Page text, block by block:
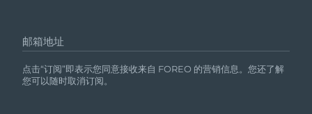
邮箱地址
点击“订阅”即表示您同意接收来自 FOREO 的营销信息。您还了解
您可以随时取消订阅。